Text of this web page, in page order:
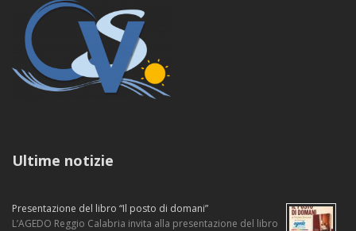
Ultime notizie
Presentazione del libro “Il posto di domani”
L’AGEDO Reggio Calabria invita alla presentazione del libro